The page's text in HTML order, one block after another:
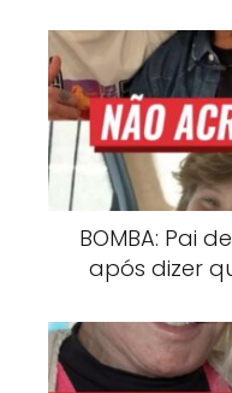
BOMBA: Pai
após dizer